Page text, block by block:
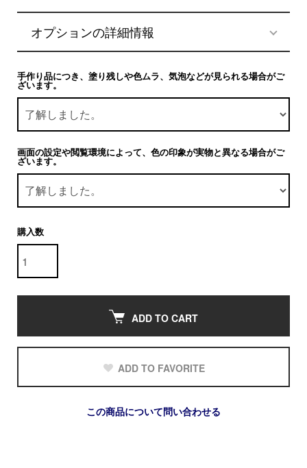
オプションの詳細情報
手作り品につき、塗り残しや色ムラ、気泡などが見られる場合がご
ざいます。
画面の設定や閲覧環境によって、色の印象が実物と異なる場合がご
ざいます。
購入数
ADD TO CART
ADD TO FAVORITE
この商品について問い合わせる